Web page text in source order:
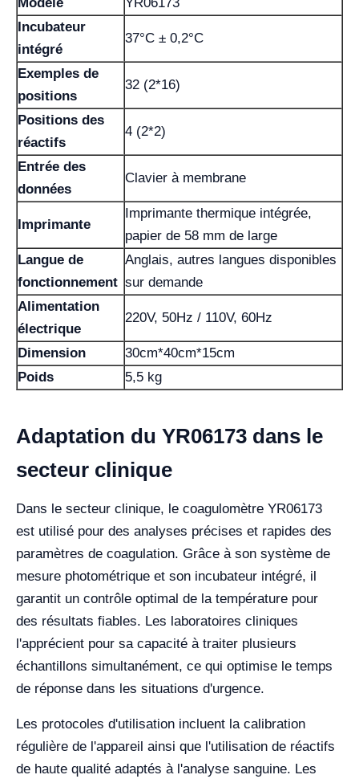
Incubateur
intégré
37°C ± 0,2°C
Exemples de
positions
32 (2*16)
Positions des
réactifs
4 (2*2)
Entrée des
données
Clavier à membrane
Imprimante
Imprimante thermique intégrée,
papier de 58 mm de large
Langue de
fonctionnement
Anglais, autres langues disponibles
sur demande
Alimentation
électrique
220V, 50Hz / 110V, 60Hz
Dimension
30cm*40cm*15cm
Poids
5,5 kg
Adaptation du YR06173 dans le
secteur clinique
Dans le secteur clinique, le coagulomètre YR06173
est utilisé pour des analyses précises et rapides des
paramètres de coagulation. Grâce à son système de
mesure photométrique et son incubateur intégré, il
garantit un contrôle optimal de la température pour
des résultats fiables. Les laboratoires cliniques
l'apprécient pour sa capacité à traiter plusieurs
échantillons simultanément, ce qui optimise le temps
de réponse dans les situations d'urgence.
Les protocoles d'utilisation incluent la calibration
régulière de l'appareil ainsi que l'utilisation de réactifs
de haute qualité adaptés à l'analyse sanguine. Les